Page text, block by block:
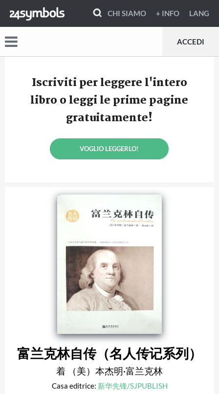
CHI SIAMO + INFO LANG
ACCEDI
Iscriviti per leggere l'intero
libro o leggi le prime pagine
gratuitamente!
VOGLIO LEGGERLO!
富兰克林自传（名人传记系列）
着 （美）本杰明·富兰克林
Casa editrice: 新华先锋/SJPUBLISH